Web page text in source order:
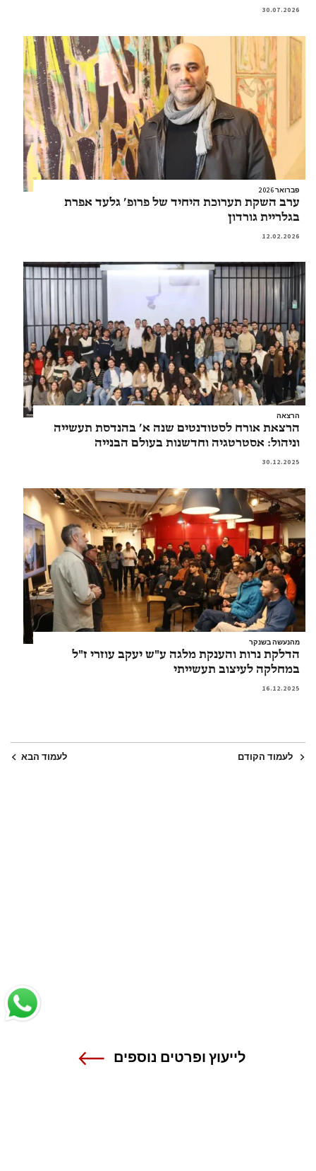
30.07.2026
פברואר 2026
ערב השקת תערוכת היחיד של פרופ’ גלעד אפרת
בגלריית גורדון
12.02.2026
הרצאה
הרצאת אורח לסטודנטים שנה א’ בהנדסת תעשייה
וניהול: אסטרטגיה וחדשנות בעולם הבנייה
30.12.2025
מהנעשה בשנקר
הדלקת נרות והענקת מלגה ע"ש יעקב עוזרי ז"ל
במחלקה לעיצוב תעשייתי
16.12.2025
לעמוד הקודם לעמוד הבא
לייעוץ ופרטים נוספים